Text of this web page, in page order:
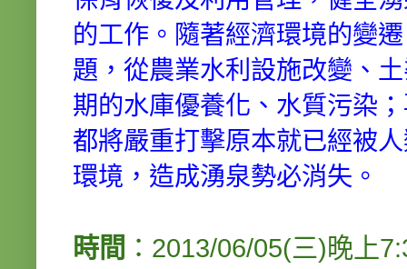
的工作。隨著經濟環境的變
題，從農業水利設施改變、
期的水庫優養化、水質污染
都將嚴重打擊原本就已經被
環境，造成湧泉勢必消失。
時間 ：2013/06/05(三)晚上